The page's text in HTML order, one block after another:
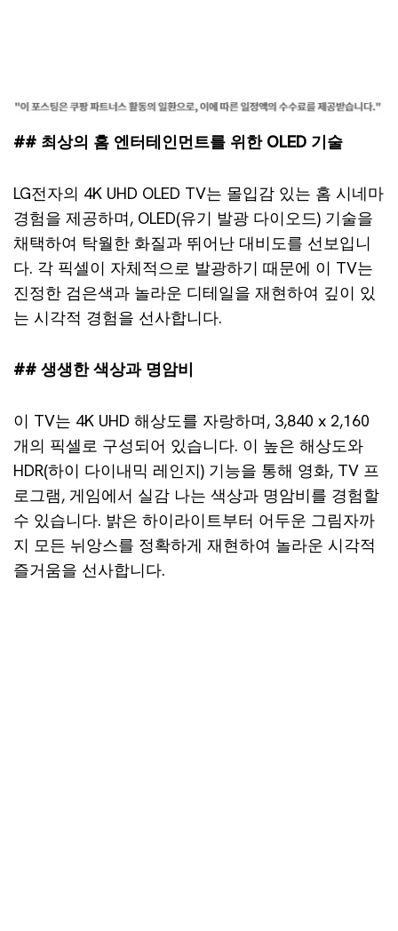
## 최상의 홈 엔터테인먼트를 위한 OLED 기술
LG전자의 4K UHD OLED TV는 몰입감 있는 홈 시네마
경험을 제공하며, OLED(유기 발광 다이오드) 기술을
채택하여 탁월한 화질과 뛰어난 대비도를 선보입니
다. 각 픽셀이 자체적으로 발광하기 때문에 이 TV는
진정한 검은색과 놀라운 디테일을 재현하여 깊이 있
는 시각적 경험을 선사합니다.
## 생생한 색상과 명암비
이 TV는 4K UHD 해상도를 자랑하며, 3,840 x 2,160
개의 픽셀로 구성되어 있습니다. 이 높은 해상도와
HDR(하이 다이내믹 레인지) 기능을 통해 영화, TV 프
로그램, 게임에서 실감 나는 색상과 명암비를 경험할
수 있습니다. 밝은 하이라이트부터 어두운 그림자까
지 모든 뉘앙스를 정확하게 재현하여 놀라운 시각적
즐거움을 선사합니다.